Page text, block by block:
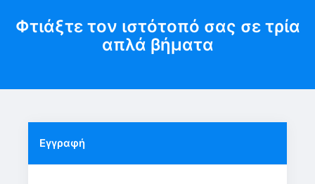
Φτιάξτε τον ιστότοπό σας σε τρία
απλά βήματα
Εγγραφή